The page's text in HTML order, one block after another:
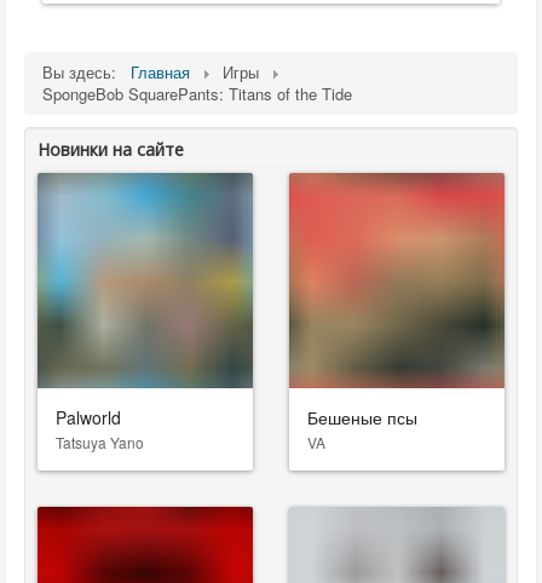
Вы здесь: Главная
Игры
SpongeBob SquarePants: Titans of the Tide
Новинки на сайте
Palworld
Tatsuya Yano
Бешеные псы
VA